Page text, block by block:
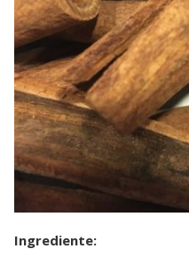
Ingrediente: